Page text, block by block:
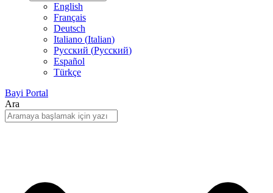
English
Français
Deutsch
Italiano (Italian)
Русский (Pусский)
Español
Türkçe
Bayi Portal
Ara